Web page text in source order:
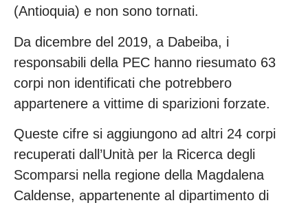
(Antioquia) e non sono tornati.
Da dicembre del 2019, a Dabeiba, i
responsabili della PEC hanno riesumato 63
corpi non identificati che potrebbero
appartenere a vittime di sparizioni forzate.
Queste cifre si aggiungono ad altri 24 corpi
recuperati dall’Unità per la Ricerca degli
Scomparsi nella regione della Magdalena
Caldense, appartenente al dipartimento di